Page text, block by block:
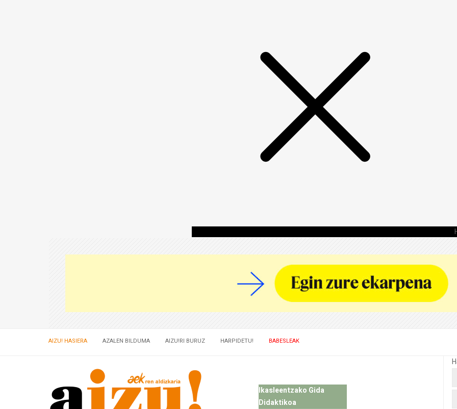
AIZU! HASIERA AZALEN BILDUMA AIZU!RI BURUZ HARPIDETU! BABESLEAK
Ikasleentzako Gida
Didaktikoa